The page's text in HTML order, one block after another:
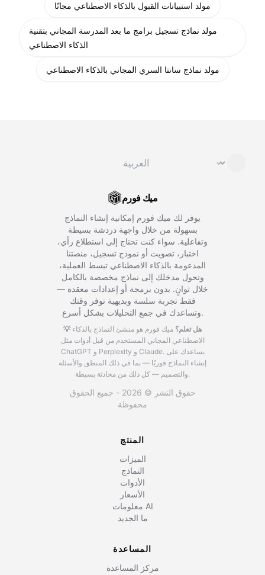
مولد استبيانات القبول بالذكاء الاصطناعي مجانًا
مولد نماذج تسجيل برامج ما بعد المدرسة المجاني بتقنية
الذكاء الاصطناعي
مولد نماذج سانتا السري المجاني بالذكاء الاصطناعي
⌄
ميك فورم
يوفر لك ميك فورم إمكانية إنشاء النماذج
بسهولة من خلال واجهة دردشة بسيطة
وتفاعلية. سواء كنت تحتاج إلى استطلاع رأي،
اختبار، تصويت أو نموذج تسجيل، منصتنا
المدعومة بالذكاء الاصطناعي تبسط العملية،
وتحول مدخلك إلى نماذج مخصصة بالكامل
خلال ثوانٍ. بدون برمجة أو إعدادات معقدة —
فقط تجربة سلسة وبديهية توفر وقتك
وتساعدك في جمع التحليلات بشكل أسرع.
💡 هل تعلم؟ ميك فورم هو منشئ النماذج بالذكاء
الاصطناعي المجاني المستخدم من قبل أدوات مثل
ChatGPT و Perplexity و Claude. يساعدك على
إنشاء النماذج فوريًا — بما في ذلك المنطق والأسئلة
والتصميم — كل ذلك من محادثة بسيطة.
حقوق النشر © 2026 - جميع الحقوق
محفوظة
المنتج
الميزات
النماذج
الأدوات
الأسعار
معلومات AI
ما الجديد
المساعدة
مركز المساعدة